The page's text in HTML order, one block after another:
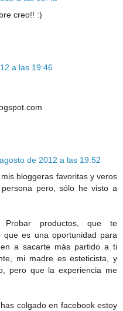
creo!! :)
a las 19:46
de 2012 a las 19:52
bloggeras favoritas y veros
pero, sólo he visto a
productos, que te
que es una oportunidad para
a sacarte más partido a ti
mi madre es esteticista, y
pero que la experiencia me
colgado en facebook estoy